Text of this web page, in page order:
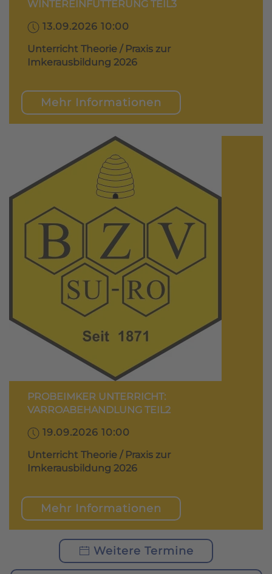
WINTEREINFÜTTERUNG TEIL3
13.09.2026 10:00
Unterricht Theorie / Praxis zur
Imkerausbildung 2026
Mehr Informationen
PROBEIMKER UNTERRICHT:
VARROABEHANDLUNG TEIL2
19.09.2026 10:00
Unterricht Theorie / Praxis zur
Imkerausbildung 2026
Mehr Informationen
Weitere Termine